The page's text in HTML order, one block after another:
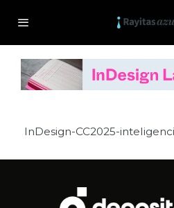
InDesign-CC2025-